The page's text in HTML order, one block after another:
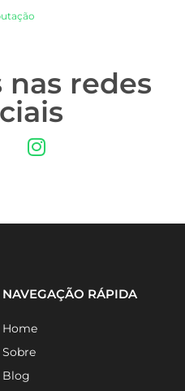
nas redes
NAVEGAÇÃO RÁPIDA
Home
Sobre
Blog